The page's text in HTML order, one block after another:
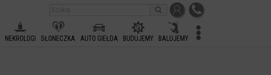
NEKROLOGI SŁONECZKA AUTO GIEŁDA BUDUJEMY BALUJEMY